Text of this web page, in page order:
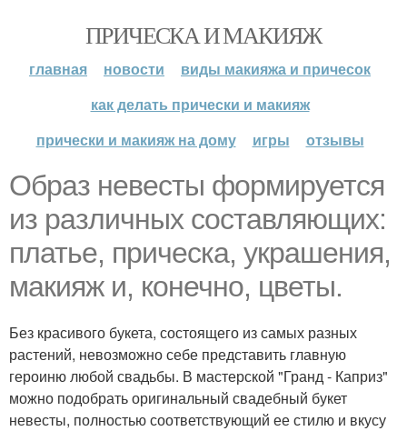
ПРИЧЕСКА И МАКИЯЖ
главная новости
виды макияжа и причесок
как делать прически и макияж
прически и макияж на дому
игры отзывы
Образ невесты формируется
из различных составляющих:
платье, прическа, украшения,
макияж и, конечно, цветы.
Без красивого букета, состоящего из самых разных
растений, невозможно себе представить главную
героиню любой свадьбы. В мастерской "Гранд - Каприз"
можно подобрать оригинальный свадебный букет
невесты, полностью соответствующий ее стилю и вкусу